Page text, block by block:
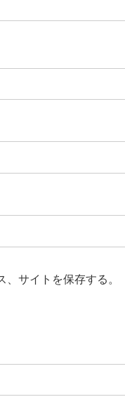
サイトを保存する。